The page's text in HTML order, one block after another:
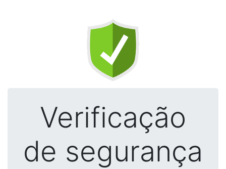
Verificação
de segurança